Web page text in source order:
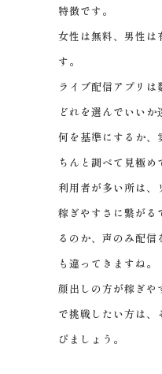
特徴です。
女性は無料、男性は
す。
ライブ配信アプリは
どれを選んでいいか
何を基準にするか、
ちんと調べて見極め
利用者が多い所は、
稼ぎやすさに繋がる
るのか、声のみ配信
も違ってきますね。
顔出しの方が稼ぎや
で挑戦したい方は、
びましょう。